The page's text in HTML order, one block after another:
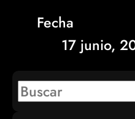
Fecha
17 junio,
S